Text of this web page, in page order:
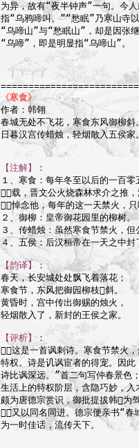
为异，故有“夜半钟声”一句。今
指“乌鸦啼叫。”“愁眠”乃寒山寺
“乌啼山”与“愁眠山”，却是因张
“乌啼”，即是明显指“乌啼山”。
《寒食》
作者：韩翎
春城无处不飞花，寒食东风御柳斜
日暮汉宫传蜡烛，轻烟散入五侯家
【注解】
：
１、寒食：每年冬至以后的一百
载，晋文公火烧森林求介之推
悼念他，每年的这一天禁火，
２、御柳：皇帝御花园里的柳树。
３、传蜡烛：虽然寒食节禁火，
４、五侯：后汉桓帝在一天之中
【韵译】
：
春天，长安城处处飘飞着落花；
寒食节，东风把御园柳枝斜。
黄昏时，宫中传出御赐的烛火，
轻烟散入了，新封的王侯之家。
【评析】 ：
这是一首讽刺诗。寒食节禁火
特权。诗是讥讽宦者的得宠。因
诗比讽深远。”首二句写仲春景色
生活上的特权阶层，含隐巧妙，
颇为唐德宗赏识，御批提拔韩为
，又以同名同进。德宗便亲书“
为一时佳话，流传天下。